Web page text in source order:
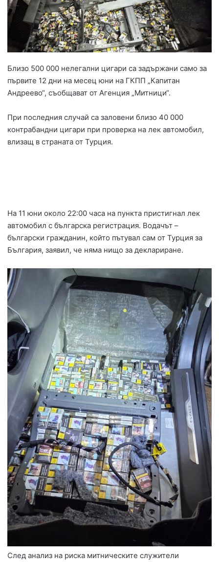
Близо 500 000 нелегални цигари са задържани само за
първите 12 дни на месец юни на ГКПП „Капитан
Андреево“, съобщават от Агенция „Митници“.
При последния случай са заловени близо 40 000
контрабандни цигари при проверка на лек автомобил,
влизащ в страната от Турция.
На 11 юни около 22:00 часа на пункта пристигнал лек
автомобил с българска регистрация. Водачът –
български гражданин, който пътувал сам от Турция за
България, заявил, че няма нищо за деклариране.
След анализ на риска митническите служители